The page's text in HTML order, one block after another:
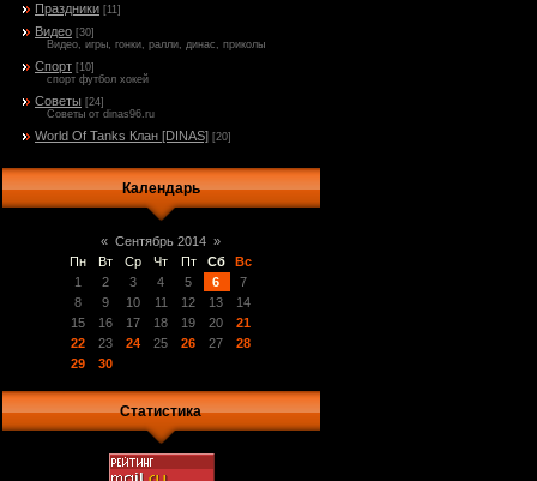
Праздники [11]
Видео [30]
Видео, игры, гонки, ралли, динас, приколы
Спорт [10]
спорт футбол хокей
Советы [24]
Советы от dinas96.ru
World Of Tanks Клан [DINAS] [20]
Календарь
« Сентябрь 2014 »
Пн
Вт Ср Чт Пт Сб
Вс
1
2 3 4 5 6
7
8
9 10 11 12 13
14
15
16 17 18 19 20
21
22
23 24 25 26 27
28
29
30
Статистика